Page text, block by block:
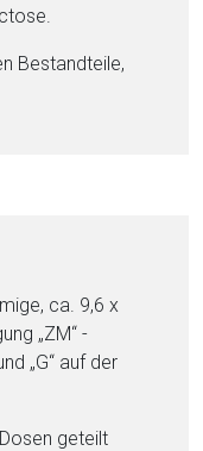
Be­stand­tei­le,
ca. 9,6 x
„ZM“ -
„G“ auf der
geteilt